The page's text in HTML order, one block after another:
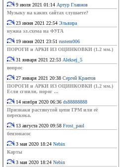
9 июля 2021 01:14 Артур Главнов
Музыку на каких сайтах слушаете?
23 июня 2021 22:54 Эльвира
нужна эл.схема на ФУГА
19 июня 2021 23:51 rustem006
ПОРОГИ и АРКИ ИЗ ОЦИНКОВКИ (1.2 мм.)
31 января 2021 22:53 Aleksej_5
вопрос
27 января 2021 20:38 Сергей Крантов
ПОРОГИ и АРКИ ИЗ ОЦИНКОВКИ (1.2 мм.)
Если сгнили, порог ...
14 ноября 2020 06:36 ds88888888
Признаки растянутой цепи ГРМ или её
перескока.
13 августа 2020 09:58 Frost_paul
бензонасос
3 мая 2020 18:24 Nebin
Карты
3 мая 2020 18:24 Nebin